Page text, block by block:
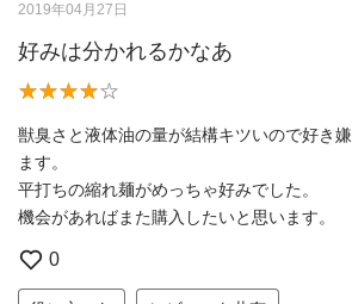
2019年04月27日
好みは分かれるかなあ
獣臭さと液体油の量が結構キツいので好き
ます。
平打ちの縮れ麺がめっちゃ好みでした。
機会があればまた購入したいと思います。
0